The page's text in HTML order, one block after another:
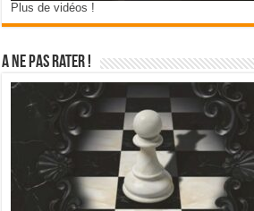
Plus de vidéos !
A ne pas rater !